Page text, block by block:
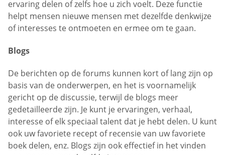
ervaring delen of zelfs hoe u zich voelt. Deze functie
helpt mensen nieuwe mensen met dezelfde denkwijze
of interesses te ontmoeten en ermee om te gaan.
Blogs
De berichten op de forums kunnen kort of lang zijn op
basis van de onderwerpen, en het is voornamelijk
gericht op de discussie, terwijl de blogs meer
gedetailleerde zijn. Je kunt je ervaringen, verhaal,
interesse of elk speciaal talent dat je hebt delen. U kunt
ook uw favoriete recept of recensie van uw favoriete
boek delen, enz. Blogs zijn ook effectief in het vinden